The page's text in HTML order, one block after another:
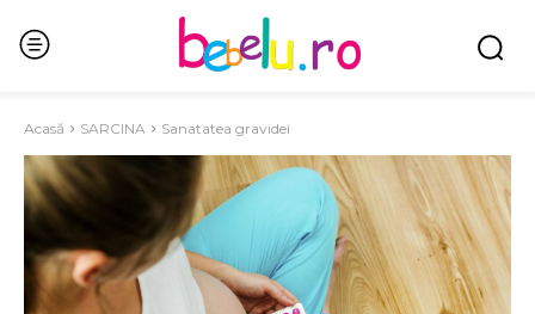
Acasă SARCINA Sanatatea gravidei